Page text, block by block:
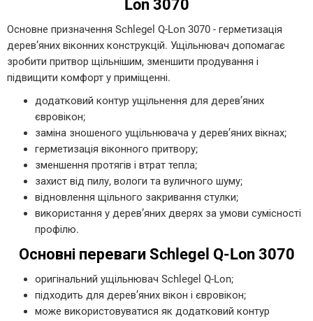
Lon 3070
Основне призначення Schlegel Q-Lon 3070 - герметизація
дерев’яних віконних конструкцій. Ущільнювач допомагає
зробити притвор щільнішим, зменшити продування і
підвищити комфорт у приміщенні.
додатковий контур ущільнення для дерев’яних
євровікон;
заміна зношеного ущільнювача у дерев’яних вікнах;
герметизація віконного притвору;
зменшення протягів і втрат тепла;
захист від пилу, вологи та вуличного шуму;
відновлення щільного закривання стулки;
використання у дерев’яних дверях за умови сумісності
профілю.
Основні переваги Schlegel Q-Lon 3070
оригінальний ущільнювач Schlegel Q-Lon;
підходить для дерев’яних вікон і євровікон;
може використовуватися як додатковий контур